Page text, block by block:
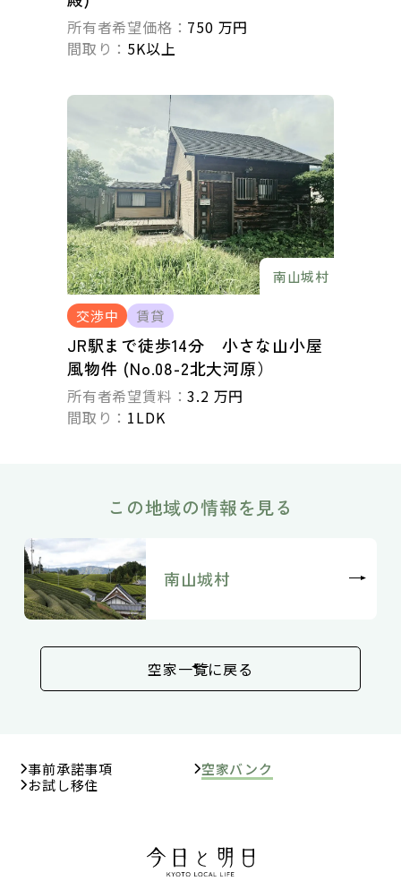
所有者希望価格： 750 万円
間取り： 5K以上
南山城村
交渉中 賃貸
JR駅まで徒歩14分 小さな山小屋
風物件 (No.08-2北大河原）
所有者希望賃料：3.2 万円
間取り： 1LDK
この地域の情報を見る
南山城村
空家一覧に戻る
事前承諾事項
空家バンク
お試し移住